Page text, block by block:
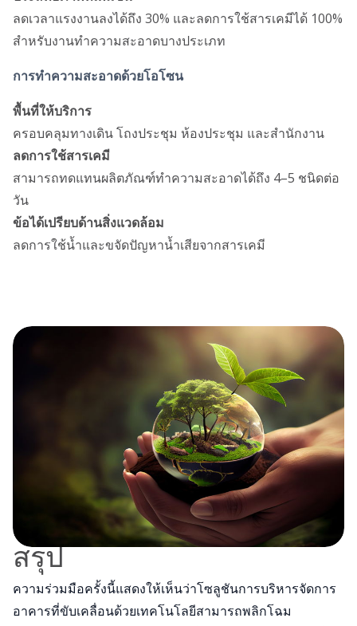
ลดเวลาแรงงานลงได้ถึง 30% และลดการใช้สารเคมีได้ 100%
สำหรับงานทำความสะอาดบางประเภท
การทำความสะอาดด้วยโอโซน
พื้นที่ให้บริการ
ครอบคลุมทางเดิน โถงประชุม ห้องประชุม และสำนักงาน
ลดการใช้สารเคมี
สามารถทดแทนผลิตภัณฑ์ทำความสะอาดได้ถึง 4–5 ชนิดต่อ
วัน
ข้อได้เปรียบด้านสิ่งแวดล้อม
ลดการใช้น้ำและขจัดปัญหาน้ำเสียจากสารเคมี
สรุป
ความร่วมมือครั้งนี้แสดงให้เห็นว่าโซลูชันการบริหารจัดการ
อาคารที่ขับเคลื่อนด้วยเทคโนโลยีสามารถพลิกโฉม